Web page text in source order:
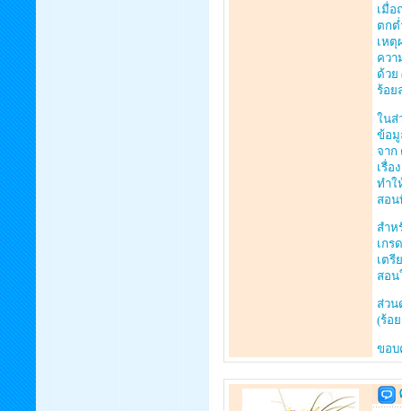
เมื่อ
ตกต่
เหตุ
ควา
ด้วย
ร้อย
ในส่
ข้อมู
จาก
เรื่อ
ทำใ
สอ
สำห
เกร
เตรี
สอน
ส่วน
(ร้อ
ขอบ